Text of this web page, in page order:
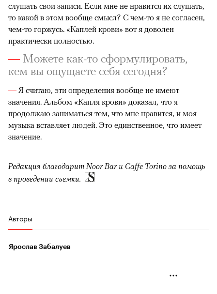
слушать свои записи. Если мне не нравится их слушать,
то какой в этом вообще смысл? С чем-то я не согласен,
чем-то горжусь. «Каплей крови» вот я доволен
практически полностью.
—Можете как-то сформулировать,
кем вы ощущаете себя сегодня?
— Я считаю, эти определения вообще не имеют
значения. Альбом «Капля крови» доказал, что я
продолжаю заниматься тем, что мне нравится, и моя
музыка вставляет людей. Это единственное, что имеет
значение.
Редакция благодарит Noor Bar и Caffe Torino за помощь
в проведении съемки.
Авторы
Ярослав Забалуев